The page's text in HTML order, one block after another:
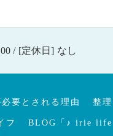
/ [定休日] なし
要とされる理由 整
フ BLOG「♪ irie life